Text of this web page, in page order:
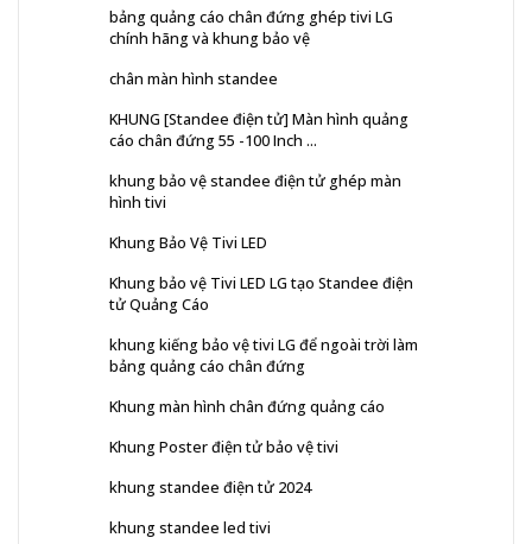
bảng quảng cáo chân đứng ghép tivi LG
chính hãng và khung bảo vệ
chân màn hình standee
KHUNG [Standee điện tử] Màn hình quảng
cáo chân đứng 55 -100 Inch ...
khung bảo vệ standee điện tử ghép màn
hình tivi
Khung Bảo Vệ Tivi LED
Khung bảo vệ Tivi LED LG tạo Standee điện
tử Quảng Cáo
khung kiếng bảo vệ tivi LG để ngoài trời làm
bảng quảng cáo chân đứng
Khung màn hình chân đứng quảng cáo
Khung Poster điện tử bảo vệ tivi
khung standee điện tử 2024
khung standee led tivi